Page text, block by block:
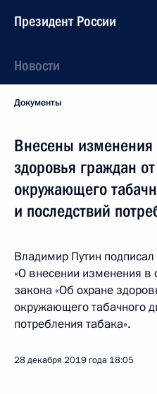
Президент России
Новости
Документы
Внесены изменения
здоровья граждан
окружающего
и последствий
Владимир Путин
«О внесении изменения
закона «Об охране
окружающего табачного
потребления табака».
28 декабря 2019 года 18:05